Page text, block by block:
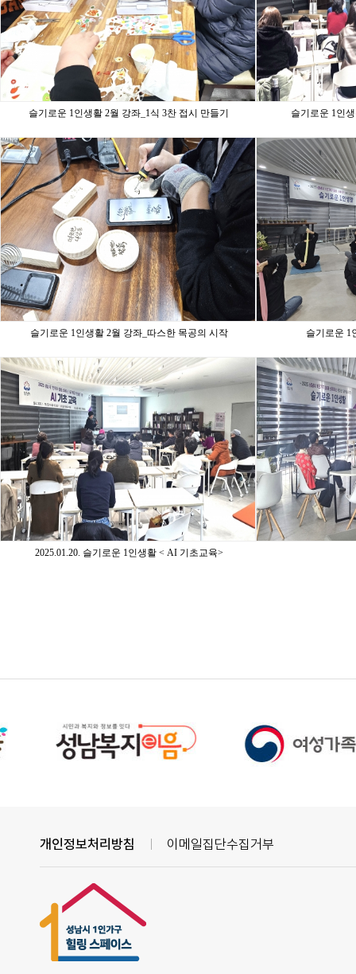
슬기로운 1인생활 2월 강좌_1식 3찬 접시 만들기 슬기로운 1인
슬기로운 1인생활 2월 강좌_따스한 목공의 시작 슬기로운 1
2025.01.20. 슬기로운 1인생활 < AI 기초교육>
개인정보처리방침 이메일집단수집거부